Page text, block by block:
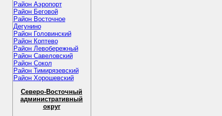
Район Аэропорт
Район Беговой
Район Восточное
Дегунино
Район Головинский
Район Коптево
Район Левобережный
Район Савеловский
Район Сокол
Район Тимирязевский
Район Хорошевский
Северо-Восточный
административный
округ